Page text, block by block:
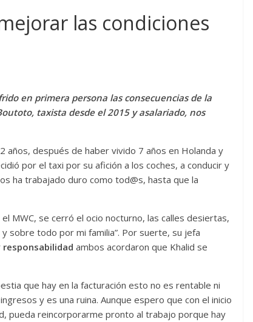
las condiciones
en primera persona las consecuencias de la
taxista desde el 2015 y asalariado, nos
años, después de haber vivido 7 años en Holanda y
por el taxi por su afición a los coches, a conducir y
ha trabajado duro como tod@s, hasta que la
MWC, se cerró el ocio nocturno, las calles desiertas,
sobre todo por mi familia”. Por suerte, su jefa
responsabilidad ambos acordaron que Khalid se
que hay en la facturación esto no es rentable ni
y es una ruina. Aunque espero que con el inicio
pueda reincorporarme pronto al trabajo porque hay